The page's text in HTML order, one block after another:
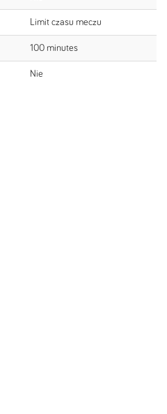
Limit czasu meczu
100 minutes
Nie